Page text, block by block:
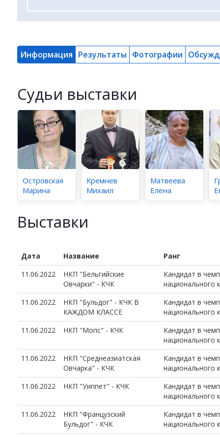
Информация Результаты Фотографии
Cудьи выставки
Островская
Марина
Кремнев
Михаил
Матвеева
Елена
Выставки
Дата Название
Ранг
11.06.2022
НКП "Бельгийские
Овчарки" - КЧК
Кандидат в
национального
11.06.2022
НКП "Бульдог" - КЧК В
КАЖДОМ КЛАССЕ
Кандидат в
национального
11.06.2022
НКП "Мопс" - КЧК
Кандидат в
национального
11.06.2022
НКП "Среднеазиатская
Овчарка" - КЧК
Кандидат в
национального
11.06.2022
НКП "Уиппет" - КЧК
Кандидат в
национального
11.06.2022
НКП "Французский
Бульдог" - КЧК
Кандидат в
национального